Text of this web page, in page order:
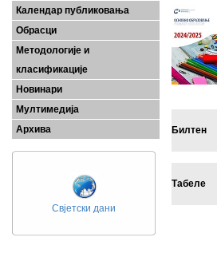
Календар публиковања
Обрасци
Методологије и
класификације
Новинари
Мултимедија
Архива
Свјетски дани
Билтен
Табеле